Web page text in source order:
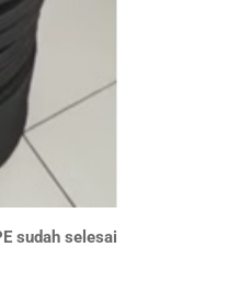
sudah selesai